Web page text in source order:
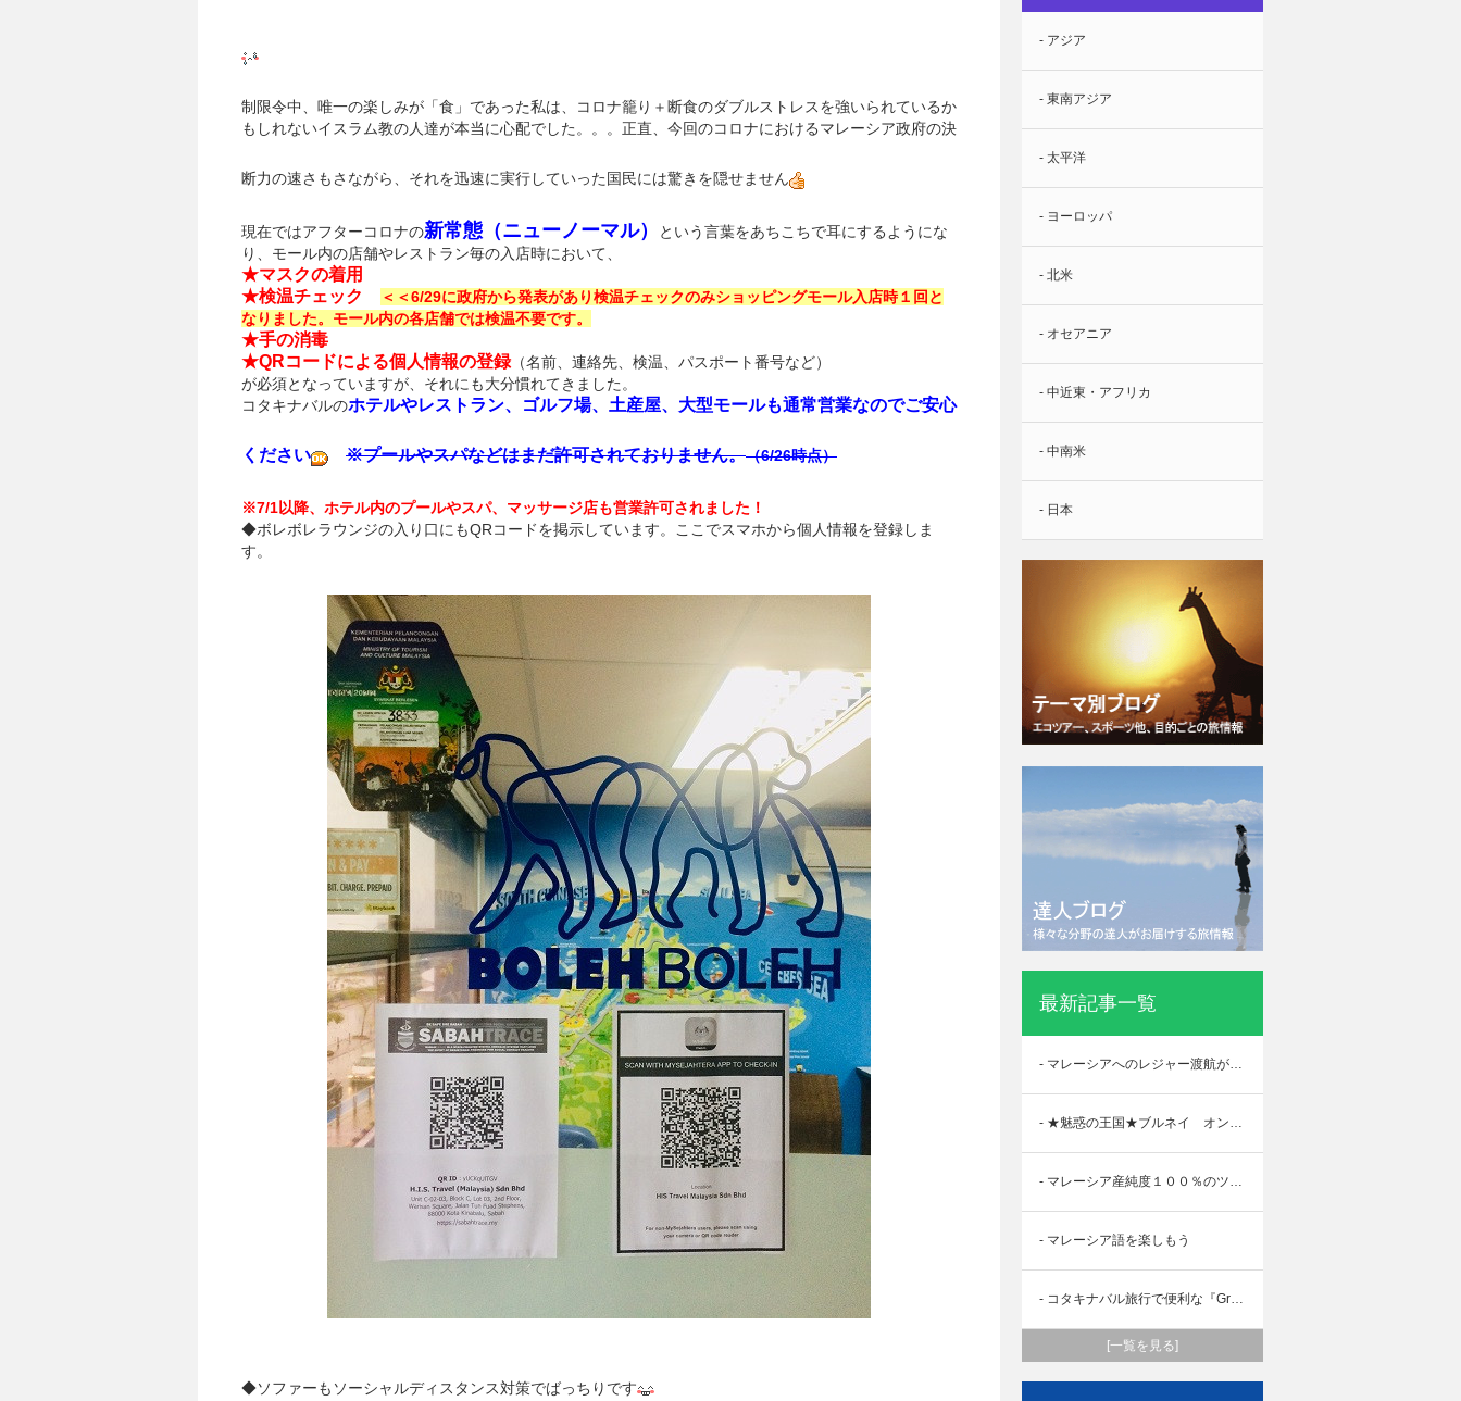
制限令中、唯一の楽しみが「食」であった私は、コロナ籠り＋断食のダブルストレスを強いられているか
もしれないイスラム教の人達が本当に心配でした。。。正直、今回のコロナにおけるマレーシア政府の決
断力の速さもさながら、それを迅速に実行していった国民には驚きを隠せません
現在ではアフターコロナの新常態（ニューノーマル）
という言葉をあちこちで耳にするようにな
り、モール内の店舗やレストラン毎の入店時において、
★マスクの着用
★検温チェック
＜＜6/29に政府から発表があり検温チェックのみショッピングモール入店時１回と
なりました。モール内の各店舗では検温不要です。
★手の消毒
★QRコードによる個人情報の登録（名前、連絡先、検温、パスポート番号など）
が必須となっていますが、それにも大分慣れてきました。
コタキナバルのホテルやレストラン、ゴルフ場、土産屋、大型モールも通常営業なのでご安心
ください ※プールやスパなどはまだ許可されておりません。（6/26時点）
※7/1以降、ホテル内のプールやスパ、マッサージ店も営業許可されました！
◆ボレボレラウンジの入り口にもQRコードを掲示しています。ここでスマホから個人情報を登録しま
す。
◆ソファーもソーシャルディスタンス対策でばっちりです
- アジア
- 東南アジア
- 太平洋
- ヨーロッパ
- 北米
- オセアニア
- 中近東・アフリカ
- 中南米
- 日本
最新記事一覧
- マレーシアへのレジャー渡航が再開！コタキナバル空港の今をお届けします。
- ★魅惑の王国★ブルネイ オンラインLIVE中継ツアー告知
- マレーシア産純度１００％のツバメの巣 販売します！
- マレーシア語を楽しもう
- コタキナバル旅行で便利な『Grab』を使おう！
[一覧を見る]